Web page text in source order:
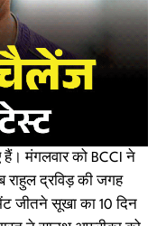
हैं। मंगलवार को BCCI ने
राहुल द्रविड़ की जगह
जीतने सूखा का 10 दिन